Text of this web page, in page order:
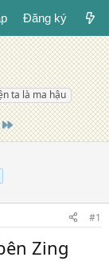
Đăng ký
ta là ma hậu
Trang cuối
#1
Zing